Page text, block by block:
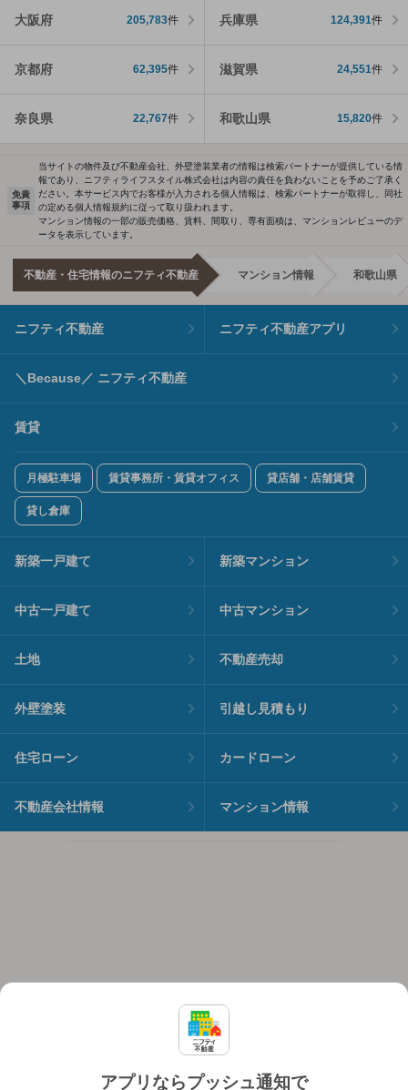
大阪府 205,783件 兵庫県 124,391件
京都府 62,395件 滋賀県 24,551件
奈良県 22,767件 和歌山県 15,820件
アプリならプッシュ通知で
免責
事項
当サイトの物件及び不動産会社、外壁塗装業者の情報は検索パートナーが提供している情
報であり、ニフティライフスタイル株式会社は内容の責任を負わないことを予めご了承く
ださい。本サービス内でお客様が入力される個人情報は、検索パートナーが取得し、同社
の定める個人情報規約に従って取り扱われます。
マンション情報の一部の販売価格、賃料、間取り、専有面積は、マンションレビューのデ
ータを表示しています。
不動産・住宅情報のニフティ不動産 マンション情報 和歌山県
ニフティ不動産 ニフティ不動産アプリ
＼Because／ ニフティ不動産
賃貸
月極駐車場 賃貸事務所・賃貸オフィス 貸店舗・店舗賃貸
貸し倉庫
新築一戸建て 新築マンション
中古一戸建て 中古マンション
土地 不動産売却
外壁塗装 引越し見積もり
住宅ローン カードローン
不動産会社情報 マンション情報